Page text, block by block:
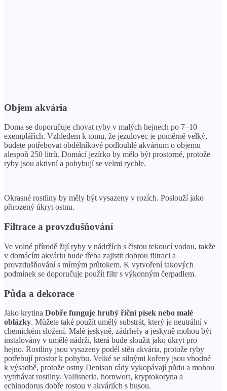
Objem akvária
Doma se doporučuje chovat ryby v malých hejnech po 7–10
exemplářích. Vzhledem k tomu, že jezulovec je poměrně velký,
budete potřebovat obdélníkové podlouhlé akvárium o objemu
alespoň 250 litrů. Domácí jezírko by mělo být prostorné, protože
ryby jsou aktivní a pohybují se velmi rychle.
Okrasné rostliny by měly být vysazeny v rozích. Poslouží jako
přirozený úkryt ostnu.
Filtrace a provzdušňování
Ve volné přírodě žijí ryby v nádržích s čistou tekoucí vodou, takže
v domácím akváriu bude třeba zajistit dobrou filtraci a
provzdušňování s mírným průtokem. K vytvoření takových
podmínek se doporučuje použít filtr s výkonným čerpadlem.
Půda a dekorace
Jako krytina Dobře funguje hrubý říční písek nebo malé
oblázky. Můžete také použít umělý substrát, který je neutrální v
chemickém složení. Malé jeskyně, zádrhely a jeskyně mohou být
instalovány v umělé nádrži, která bude sloužit jako úkryt pro
hejno. Rostliny jsou vysazeny podél stěn akvária, protože ryby
potřebují prostor k pohybu. Velké se silnými kořeny jsou vhodné
k výsadbě, protože ostny Denison rády vykopávají půdu a mohou
vytrhávat rostliny. Vallisneria, hornwort, kryptokoryna a
echinodorus dobře rostou v akváriích s husou.